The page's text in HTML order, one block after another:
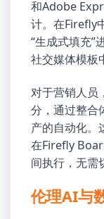
和Adobe
计。在Firefly
“生成式填充”
社交媒体模板
对于营销人
分，通过整合
产的自动化。
在Firefly
间执行，无需
伦理AI与